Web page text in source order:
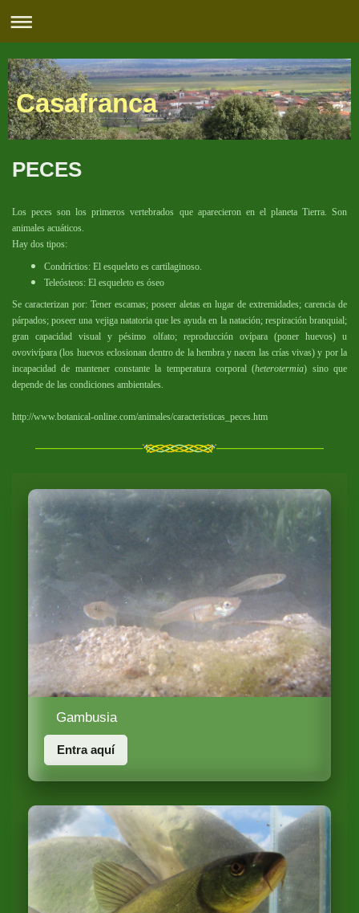
Casafranca
PECES
Los peces son los primeros vertebrados que aparecieron en el planeta Tierra. Son
animales acuáticos.
Hay dos tipos:
Condríctios: El esqueleto es cartilaginoso.
Teleósteos: El esqueleto es óseo
Se caracterizan por: Tener escamas; poseer aletas en lugar de extremidades; carencia de
párpados; poseer una vejiga natatoria que les ayuda en la natación; respiración branquial;
gran capacidad visual y pésimo olfato; reproducción ovípara (poner huevos) u
ovovivípara (los huevos eclosionan dentro de la hembra y nacen las crías vivas) y por la
incapacidad de mantener constante la temperatura corporal (heterotermia) sino que
depende de las condiciones ambientales.
http://www.botanical-online.com/animales/caracteristicas_peces.htm
Gambusia
Entra aquí